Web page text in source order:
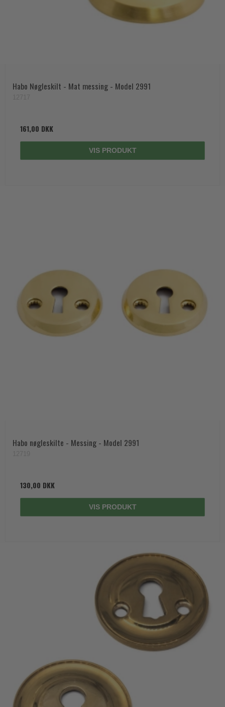
Habo Nøgleskilt - Mat messing - Model 2991
161,00 DKK
VIS PRODUKT
Habo nøgleskilte - Messing - Model 2991
130,00 DKK
VIS PRODUKT